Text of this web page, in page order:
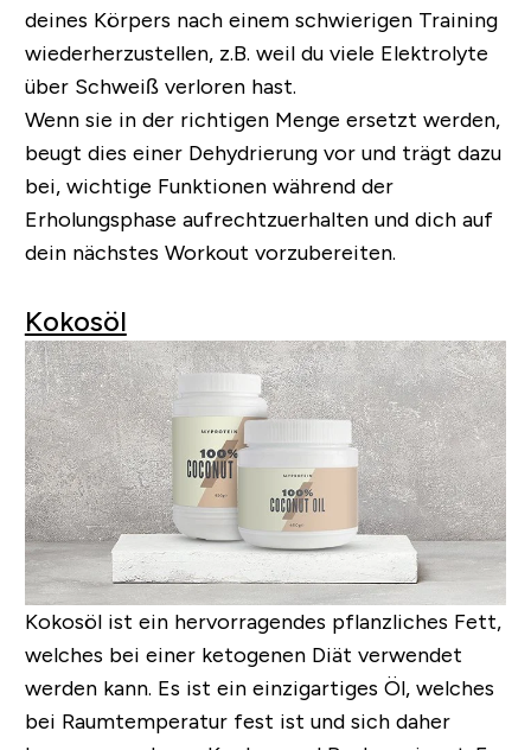
deines Körpers nach einem schwierigen Training
wiederherzustellen, z.B. weil du viele Elektrolyte
über Schweiß verloren hast.
Wenn sie in der richtigen Menge ersetzt werden,
beugt dies einer Dehydrierung vor und trägt dazu
bei, wichtige Funktionen während der
Erholungsphase aufrechtzuerhalten und dich auf
dein nächstes Workout vorzubereiten.
Kokosöl
Kokosöl ist ein hervorragendes pflanzliches Fett,
welches bei einer ketogenen Diät verwendet
werden kann. Es ist ein einzigartiges Öl, welches
bei Raumtemperatur fest ist und sich daher